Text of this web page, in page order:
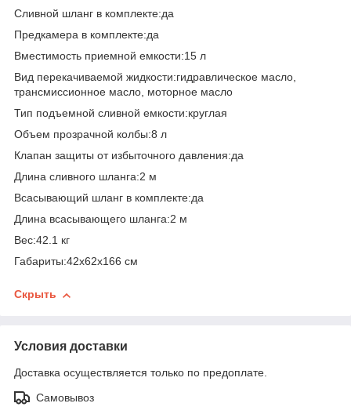
Сливной шланг в комплекте:да
Предкамера в комплекте:да
Вместимость приемной емкости:15 л
Вид перекачиваемой жидкости:гидравлическое масло,
трансмиссионное масло, моторное масло
Тип подъемной сливной емкости:круглая
Объем прозрачной колбы:8 л
Клапан защиты от избыточного давления:да
Длина сливного шланга:2 м
Всасывающий шланг в комплекте:да
Длина всасывающего шланга:2 м
Вес:42.1 кг
Габариты:42x62x166 см
Скрыть
Условия доставки
Доставка осуществляется только по предоплате.
Самовывоз